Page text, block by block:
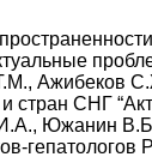
СНГ
Южанин В.Б.